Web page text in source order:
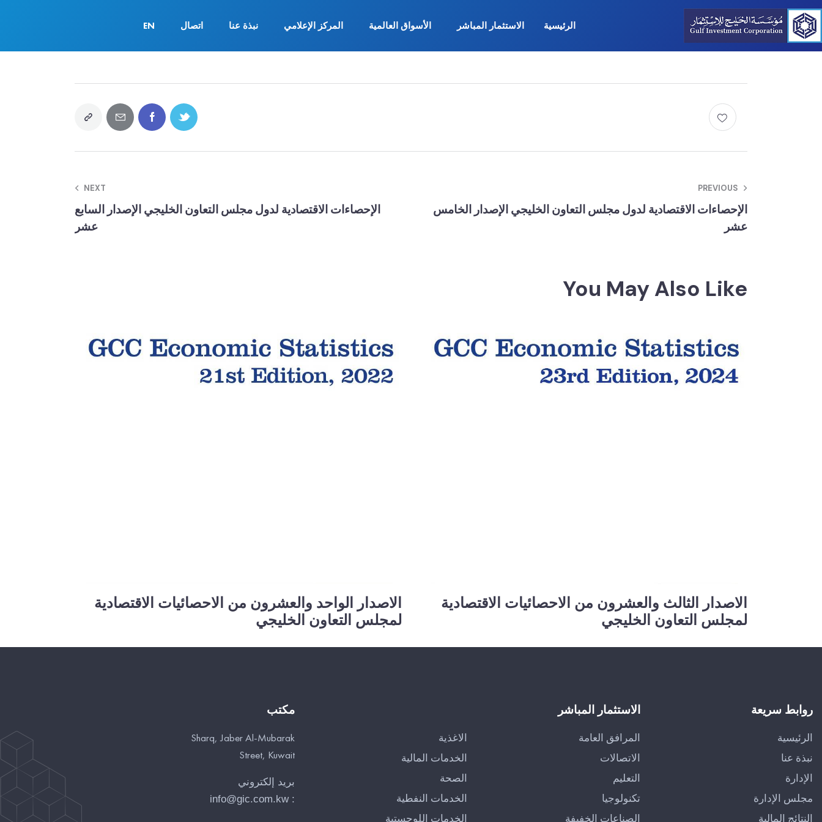
الرئيسية الاستثمار المباشر الأسواق العالمية المركز الإعلامي نبذة عنا اتصال EN
PREVIOUS
الإحصاءات الاقتصادية لدول مجلس التعاون الخليجي الإصدار الخامس
عشر
NEXT
الإحصاءات الاقتصادية لدول مجلس التعاون الخليجي الإصدار السابع
عشر
You May Also Like
الاصدار الثالث والعشرون من الاحصائيات الاقتصادية
لمجلس التعاون الخليجي
الاصدار الواحد والعشرون من الاحصائيات الاقتصادية
لمجلس التعاون الخليجي
روابط سريعة
الرئيسية
نبذة عنا
الإدارة
مجلس الإدارة
النتائج المالية
الاستثمار المباشر
المرافق العامة
الاتصالات
التعليم
تكنولوجيا
الصناعات الخفيفة
الاغذية
الخدمات المالية
الصحة
الخدمات النفطية
الخدمات اللوجستية
مكتب
Sharq, Jaber Al-Mubarak
Street, Kuwait
بريد إلكتروني
:
info@gic.com.kw